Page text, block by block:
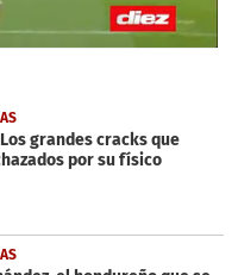
grandes cracks que
por su físico